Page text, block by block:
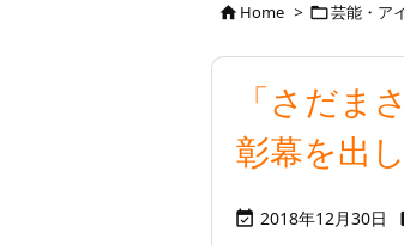
Home > 芸能・ア
「さだま
彰幕を出
 2018年12月30日